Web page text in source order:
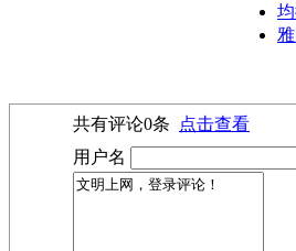
共有评论0条
点击查看
用户名